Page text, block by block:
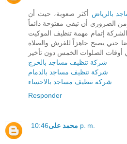
بالرياض أكثر صعوبة، حيث أن
الضروري أن تبقى مفتوحة دائماً
إتمام مهمة تنظيف الموكيت
حتي يصبح جاهزاً للفرش والصلاة
شركة تنظيف مساجد بالخرج
شركة تنظيف مساجد بالدمام
شركة تنظيف مساجد بالاحساء
Responder
محمد على 10:46 p. m.